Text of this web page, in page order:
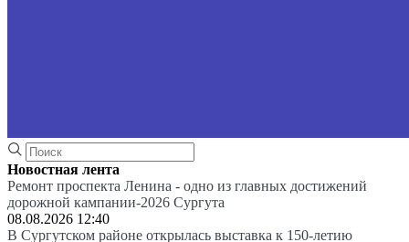
Новостная лента
Ремонт проспекта Ленина - одно из главных достижений
дорожной кампании-2026 Сургута
08.08.2026 12:40
В Сургутском районе открылась выставка к 150-летию